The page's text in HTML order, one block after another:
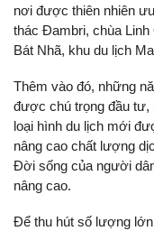
nơi được thiên nhiên
thác Đambri, chùa
Bát Nhã, khu du lịch
Thêm vào đó, những
được chú trọng đầu tư,
loại hình du lịch mới
nâng cao chất lượng
Đời sống của người
nâng cao.
Để thu hút số lượng